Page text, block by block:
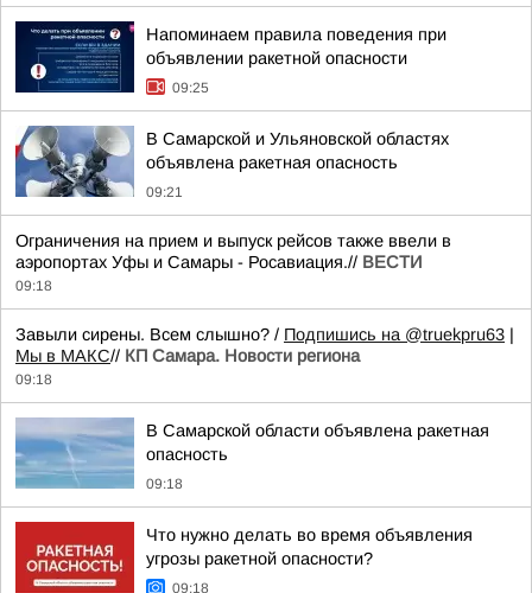
Напоминаем правила поведения при
объявлении ракетной опасности
09:25
В Самарской и Ульяновской областях
объявлена ракетная опасность
09:21
Ограничения на прием и выпуск рейсов также ввели в
аэропортах Уфы и Самары - Росавиация.// ВЕСТИ
09:18
Завыли сирены. Всем слышно? / Подпишись на @truekpru63 |
Мы в МАКС// КП Самара. Новости региона
09:18
В Самарской области объявлена ракетная
опасность
09:18
Что нужно делать во время объявления
угрозы ракетной опасности?
09:18